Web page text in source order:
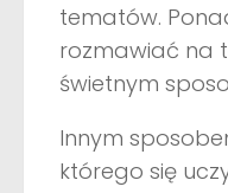
tematów.
rozmawiać na
świetnym
Innym
którego się